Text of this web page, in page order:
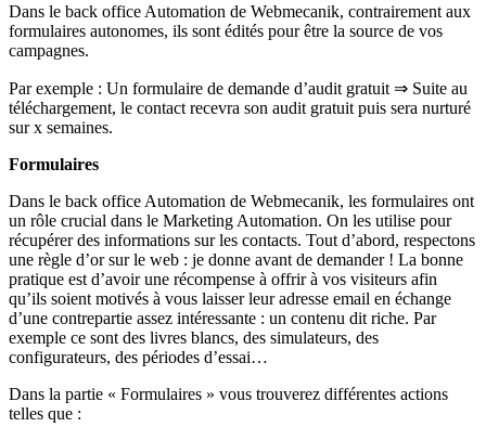
Dans le back office Automation de Webmecanik, contrairement aux
formulaires autonomes, ils sont édités pour être la source de vos
campagnes.
Par exemple : Un formulaire de demande d’audit gratuit ⇒ Suite au
téléchargement, le contact recevra son audit gratuit puis sera nurturé
sur x semaines.
Formulaires
Dans le back office Automation de Webmecanik, les formulaires ont
un rôle crucial dans le Marketing Automation. On les utilise pour
récupérer des informations sur les contacts. Tout d’abord, respectons
une règle d’or sur le web : je donne avant de demander ! La bonne
pratique est d’avoir une récompense à offrir à vos visiteurs afin
qu’ils soient motivés à vous laisser leur adresse email en échange
d’une contrepartie assez intéressante : un contenu dit riche. Par
exemple ce sont des livres blancs, des simulateurs, des
configurateurs, des périodes d’essai…
Dans la partie « Formulaires » vous trouverez différentes actions
telles que :